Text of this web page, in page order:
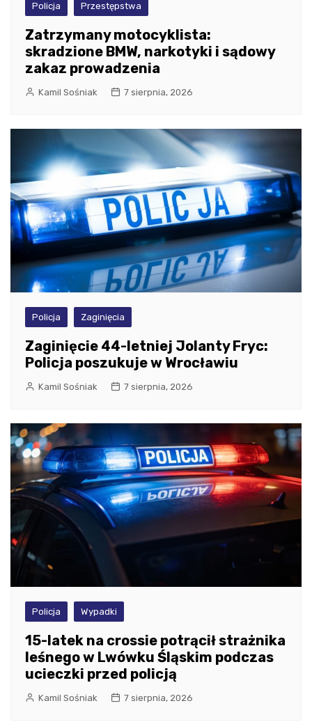
Policja Przestępstwa
Zatrzymany motocyklista:
skradzione BMW, narkotyki i sądowy
zakaz prowadzenia
Kamil Sośniak 7 sierpnia, 2026
Policja Zaginięcia
Zaginięcie 44-letniej Jolanty Fryc:
Policja poszukuje w Wrocławiu
Kamil Sośniak 7 sierpnia, 2026
Policja Wypadki
15-latek na crossie potrącił strażnika
leśnego w Lwówku Śląskim podczas
ucieczki przed policją
Kamil Sośniak 7 sierpnia, 2026